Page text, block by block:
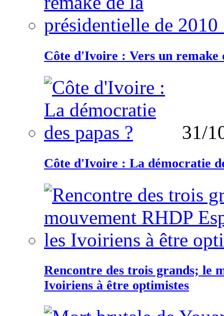
Côte d'Ivoire : Vers un remake
31/
Côte d'Ivoire : La démocratie
Rencontre des trois grands; le
Ivoiriens à être optimistes